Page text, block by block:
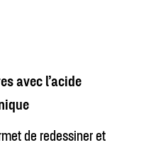
avec l’acide
de redessiner et